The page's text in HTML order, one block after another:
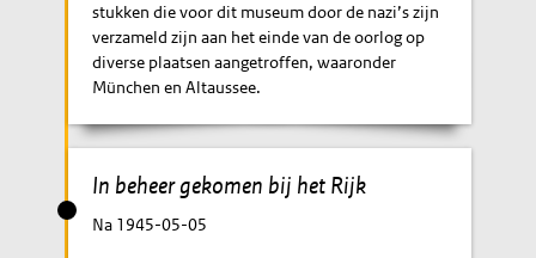
stukken die voor dit museum door de nazi’s zijn
verzameld zijn aan het einde van de oorlog op
diverse plaatsen aangetroffen, waaronder
München en Altaussee.
In beheer gekomen bij het Rijk
Na 1945-05-05